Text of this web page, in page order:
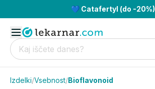
💙 Catafertyl (do -20%)
Izdelki/Vsebnost/Bioflavonoid